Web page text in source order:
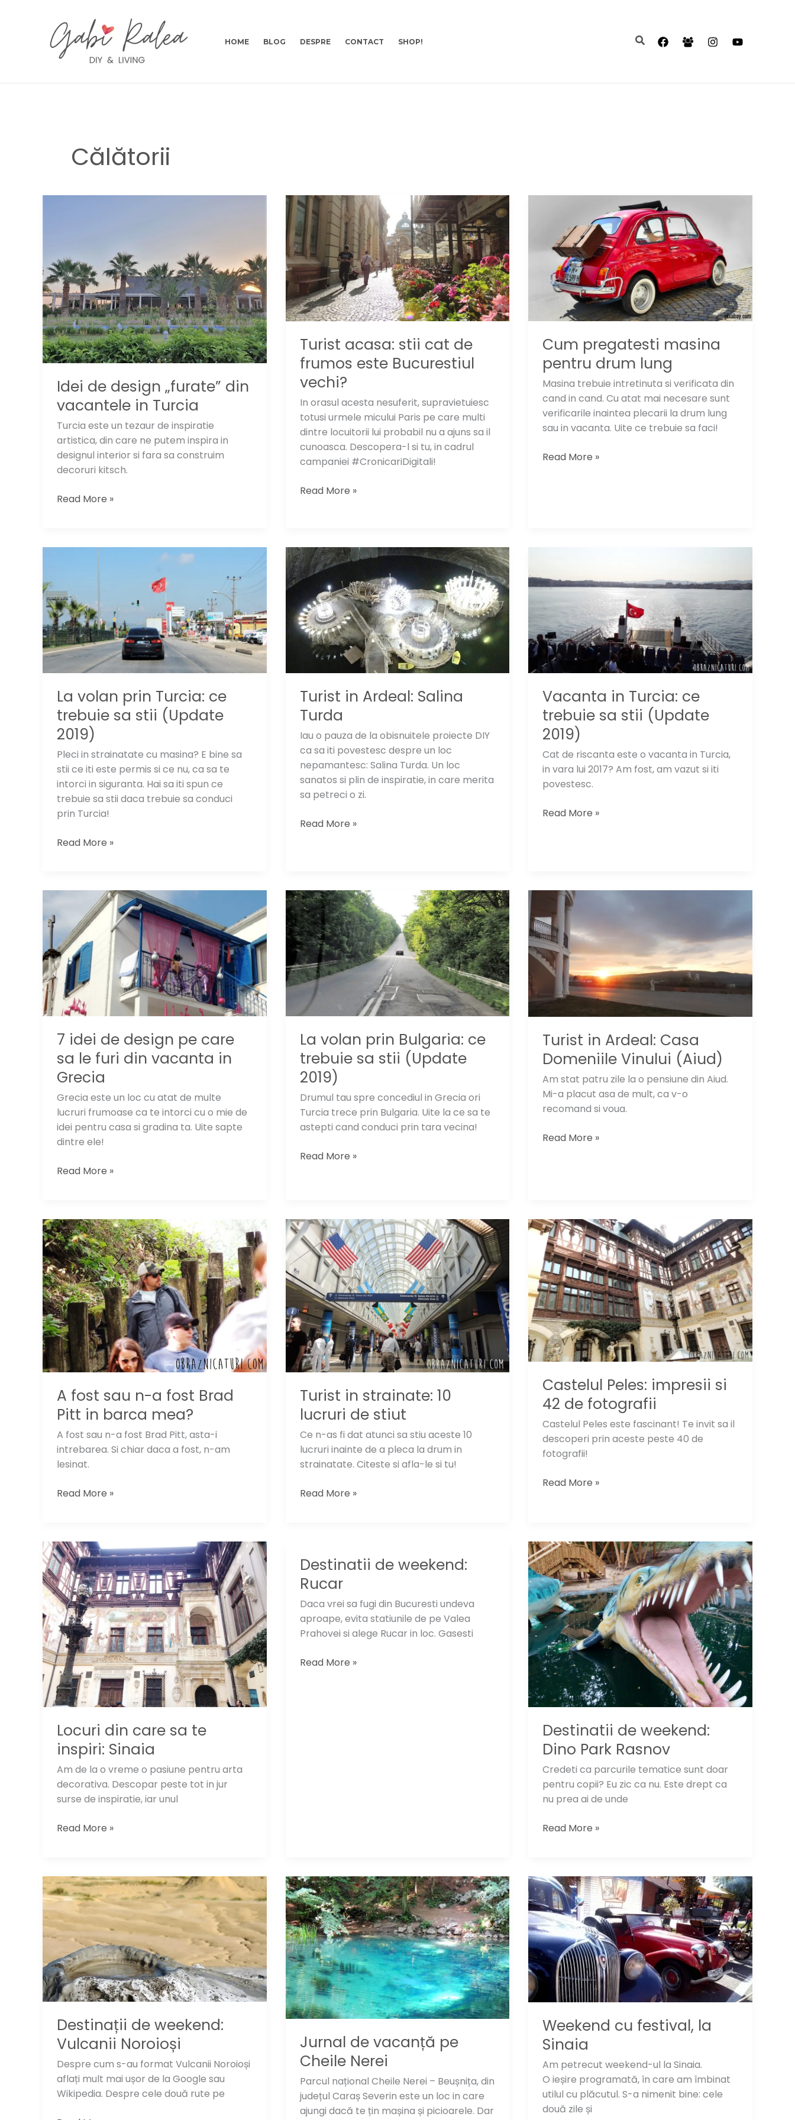
HOME BLOG DESPRE CONTACT SHOP! Search
Călătorii
Idei de design „furate” din
vacantele in Turcia
Turcia este un tezaur de inspiratie
artistica, din care ne putem inspira in
designul interior si fara sa construim
decoruri kitsch.
Idei
Turcia
Read More »
Turist acasa: stii cat de
frumos este Bucurestiul
vechi?
In orasul acesta nesuferit, supravietuiesc
totusi urmele micului Paris pe care multi
dintre locuitorii lui probabil nu a ajuns sa il
cunoasca. Descopera-l si tu, in cadrul
campaniei #CronicariDigitali!
Turist
de
frumos
este
Bucurestiul
vechi?
Read More »
Cum pregatesti masina
pentru drum lung
Masina trebuie intretinuta si verificata din
cand in cand. Cu atat mai necesare sunt
verificarile inaintea plecarii la drum lung
sau in vacanta. Uite ce trebuie sa faci!
Cum
Read More »
La volan prin Turcia: ce
trebuie sa stii (Update
2019)
Pleci in strainatate cu masina? E bine sa
stii ce iti este permis si ce nu, ca sa te
intorci in siguranta. Hai sa iti spun ce
trebuie sa stii daca trebuie sa conduci
prin Turcia!
La
trebuie
sa
stii
(Update
2019)
Read More »
Turist in Ardeal: Salina
Turda
Iau o pauza de la obisnuitele proiecte DIY
ca sa iti povestesc despre un loc
nepamantesc: Salina Turda. Un loc
sanatos si plin de inspiratie, in care merita
sa petreci o zi.
Turist
Read More »
Vacanta in Turcia: ce
trebuie sa stii (Update
2019)
Cat de riscanta este o vacanta in Turcia,
in vara lui 2017? Am fost, am vazut si iti
povestesc.
Vacanta
(Update
2019)
Read More »
7 idei de design pe care
sa le furi din vacanta in
Grecia
Grecia este un loc cu atat de multe
lucruri frumoase ca te intorci cu o mie de
idei pentru casa si gradina ta. Uite sapte
dintre ele!
7
pe
care
sa
le
furi
din
vacanta
in
Grecia
Read More »
La volan prin Bulgaria: ce
trebuie sa stii (Update
2019)
Drumul tau spre concediul in Grecia ori
Turcia trece prin Bulgaria. Uite la ce sa te
astepti cand conduci prin tara vecina!
La
trebuie
sa
stii
(Update
2019)
Read More »
Turist in Ardeal: Casa
Domeniile Vinului (Aiud)
Am stat patru zile la o pensiune din Aiud.
Mi-a placut asa de mult, ca v-o
recomand si voua.
Turist
(Aiud)
Read More »
A fost sau n-a fost Brad
Pitt in barca mea?
A fost sau n-a fost Brad Pitt, asta-i
intrebarea. Si chiar daca a fost, n-am
lesinat.
A
a
fost
Brad
Pitt
in
barca
mea?
Read More »
Turist in strainate: 10
lucruri de stiut
Ce n-as fi dat atunci sa stiu aceste 10
lucruri inainte de a pleca la drum in
strainatate. Citeste si afla-le si tu!
Turist
de
stiut
Read More »
Castelul Peles: impresii si
42 de fotografii
Castelul Peles este fascinant! Te invit sa il
descoperi prin aceste peste 40 de
fotografii!
Castelul
42
de
fotografii
Read More »
Locuri din care sa te
inspiri: Sinaia
Am de la o vreme o pasiune pentru arta
decorativa. Descopar peste tot in jur
surse de inspiratie, iar unul
Locuri
te
inspiri:
Sinaia
Read More »
Destinatii de weekend:
Rucar
Daca vrei sa fugi din Bucuresti undeva
aproape, evita statiunile de pe Valea
Prahovei si alege Rucar in loc. Gasesti
Destinatii
Read More »
Destinatii de weekend:
Dino Park Rasnov
Credeti ca parcurile tematice sunt doar
pentru copii? Eu zic ca nu. Este drept ca
nu prea ai de unde
Destinatii
Park
Rasnov
Read More »
Destinații de weekend:
Vulcanii Noroioși
Despre cum s-au format Vulcanii Noroioși
aflați mult mai ușor de la Google sau
Wikipedia. Despre cele două rute pe
Jurnal de vacanță pe
Cheile Nerei
Parcul național Cheile Nerei – Beușnița, din
județul Caraș Severin este un loc in care
ajungi dacă te țin mașina și picioarele. Dar
Weekend cu festival, la
Sinaia
Am petrecut weekend-ul la Sinaia.
O ieșire programată, în care am îmbinat
utilul cu plăcutul. S-a nimenit bine: cele
două zile și